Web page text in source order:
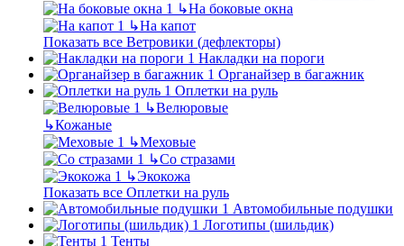
↳На боковые окна
↳На капот
Показать все Ветровики (дефлекторы)
Накладки на пороги
Органайзер в багажник
Оплетки на руль
↳Велюровые
↳Кожаные
↳Меховые
↳Со стразами
↳Экокожа
Показать все Оплетки на руль
Автомобильные подушки
Логотипы (шильдик)
Тенты